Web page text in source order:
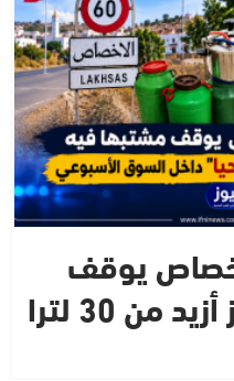
يوقف
مشتبها فيه ويحجز أزيد من 30 لترا